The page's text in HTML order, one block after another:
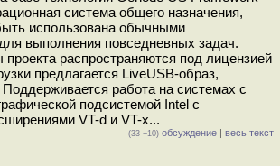
система общего назначения,
использована обычными
выполнения повседневных задач.
распространяются под лицензией
предлагается LiveUSB-образ,
работа на системах с
подсистемой Intel с
VT-d и VT-x...
(33 +10) обсуждение | весь текст